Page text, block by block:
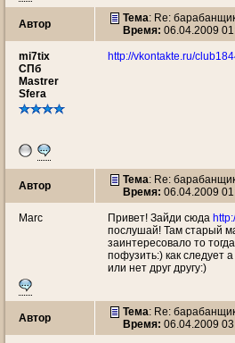
Автор Тема: Re:
Время: 06.04.2009
mi7tix
CПб
Mastrer
Sfera
http://vkontakte.ru/
Автор Тема: Re:
Время: 06.04.2009
Marc Привет! Зайди сюда
послушай! Там старый
заинтересовало то
пофузить:) как следует
или нет друг другу:)
Автор Тема: Re:
Время: 06.04.2009